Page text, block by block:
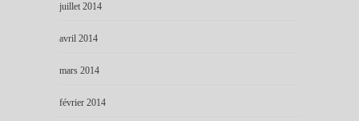
juillet 2014
avril 2014
mars 2014
février 2014